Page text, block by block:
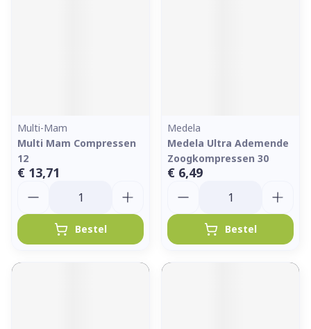
Multi-Mam
Multi Mam Compressen
12
€ 13,71
Bestel
Medela
Medela Ultra Ademende
Zoogkompressen 30
€ 6,49
Bestel